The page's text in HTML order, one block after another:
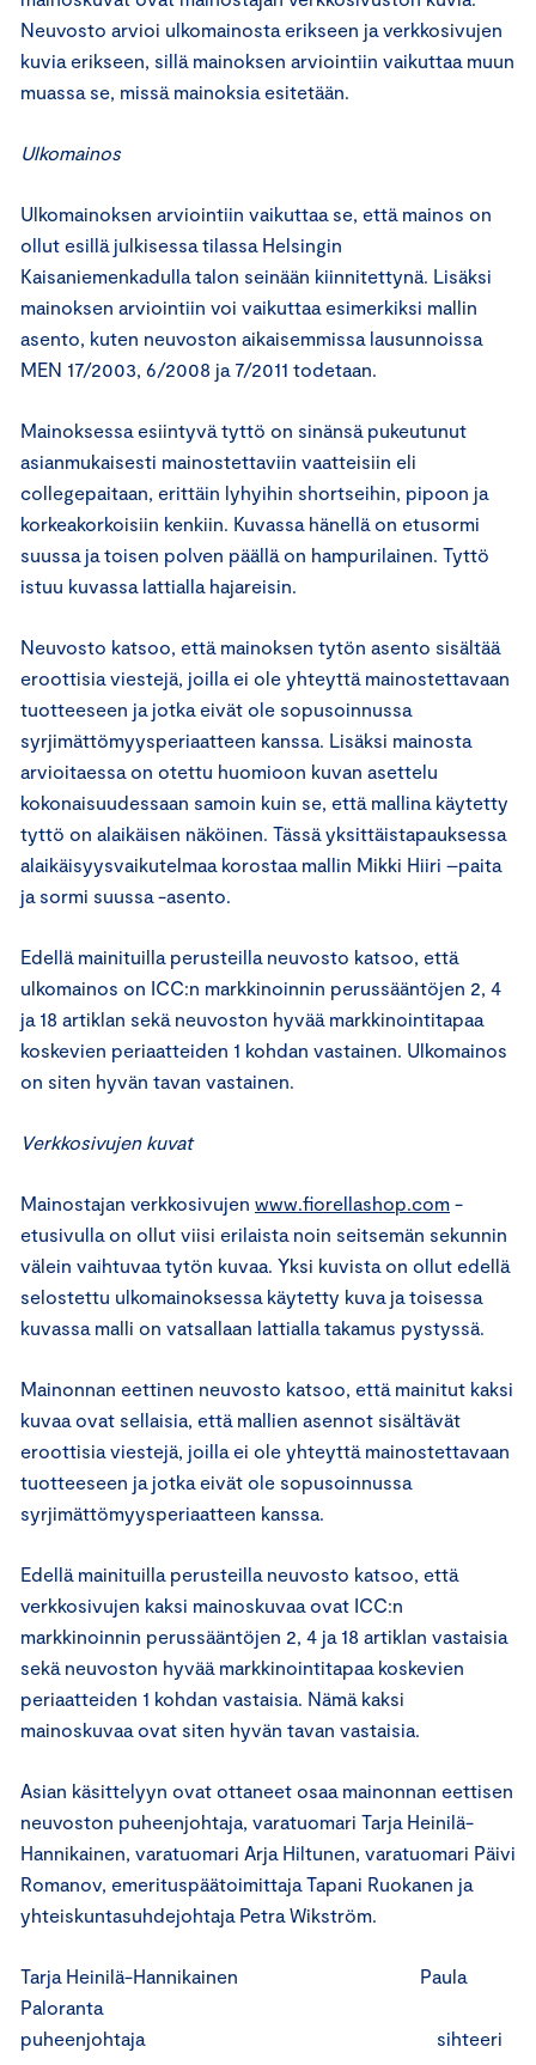
Neuvosto arvioi ulkomainosta erikseen ja verkkosivujen
kuvia erikseen, sillä mainoksen arviointiin vaikuttaa muun
muassa se, missä mainoksia esitetään.
Ulkomainos
Ulkomainoksen arviointiin vaikuttaa se, että mainos on
ollut esillä julkisessa tilassa Helsingin
Kaisaniemenkadulla talon seinään kiinnitettynä. Lisäksi
mainoksen arviointiin voi vaikuttaa esimerkiksi mallin
asento, kuten neuvoston aikaisemmissa lausunnoissa
MEN 17/2003, 6/2008 ja 7/2011 todetaan.
Mainoksessa esiintyvä tyttö on sinänsä pukeutunut
asianmukaisesti mainostettaviin vaatteisiin eli
collegepaitaan, erittäin lyhyihin shortseihin, pipoon ja
korkeakorkoisiin kenkiin. Kuvassa hänellä on etusormi
suussa ja toisen polven päällä on hampurilainen. Tyttö
istuu kuvassa lattialla hajareisin.
Neuvosto katsoo, että mainoksen tytön asento sisältää
eroottisia viestejä, joilla ei ole yhteyttä mainostettavaan
tuotteeseen ja jotka eivät ole sopusoinnussa
syrjimättömyysperiaatteen kanssa. Lisäksi mainosta
arvioitaessa on otettu huomioon kuvan asettelu
kokonaisuudessaan samoin kuin se, että mallina käytetty
tyttö on alaikäisen näköinen. Tässä yksittäistapauksessa
alaikäisyysvaikutelmaa korostaa mallin Mikki Hiiri –paita
ja sormi suussa -asento.
Edellä mainituilla perusteilla neuvosto katsoo, että
ulkomainos on ICC:n markkinoinnin perussääntöjen 2, 4
ja 18 artiklan sekä neuvoston hyvää markkinointitapaa
koskevien periaatteiden 1 kohdan vastainen. Ulkomainos
on siten hyvän tavan vastainen.
Verkkosivujen kuvat
Mainostajan verkkosivujen www.fiorellashop.com -
etusivulla on ollut viisi erilaista noin seitsemän sekunnin
välein vaihtuvaa tytön kuvaa. Yksi kuvista on ollut edellä
selostettu ulkomainoksessa käytetty kuva ja toisessa
kuvassa malli on vatsallaan lattialla takamus pystyssä.
Mainonnan eettinen neuvosto katsoo, että mainitut kaksi
kuvaa ovat sellaisia, että mallien asennot sisältävät
eroottisia viestejä, joilla ei ole yhteyttä mainostettavaan
tuotteeseen ja jotka eivät ole sopusoinnussa
syrjimättömyysperiaatteen kanssa.
Edellä mainituilla perusteilla neuvosto katsoo, että
verkkosivujen kaksi mainoskuvaa ovat ICC:n
markkinoinnin perussääntöjen 2, 4 ja 18 artiklan vastaisia
sekä neuvoston hyvää markkinointitapaa koskevien
periaatteiden 1 kohdan vastaisia. Nämä kaksi
mainoskuvaa ovat siten hyvän tavan vastaisia.
Asian käsittelyyn ovat ottaneet osaa mainonnan eettisen
neuvoston puheenjohtaja, varatuomari Tarja Heinilä-
Hannikainen, varatuomari Arja Hiltunen, varatuomari Päivi
Romanov, emerituspäätoimittaja Tapani Ruokanen ja
yhteiskuntasuhdejohtaja Petra Wikström.
Tarja Heinilä-Hannikainen Paula
Paloranta
puheenjohtaja sihteeri